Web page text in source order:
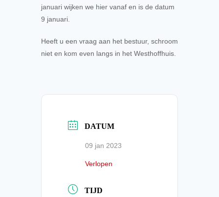
januari wijken we hier vanaf en is de datum
9 januari.
Heeft u een vraag aan het bestuur, schroom
niet en kom even langs in het Westhoffhuis.
DATUM
09 jan 2023
Verlopen
TIJD